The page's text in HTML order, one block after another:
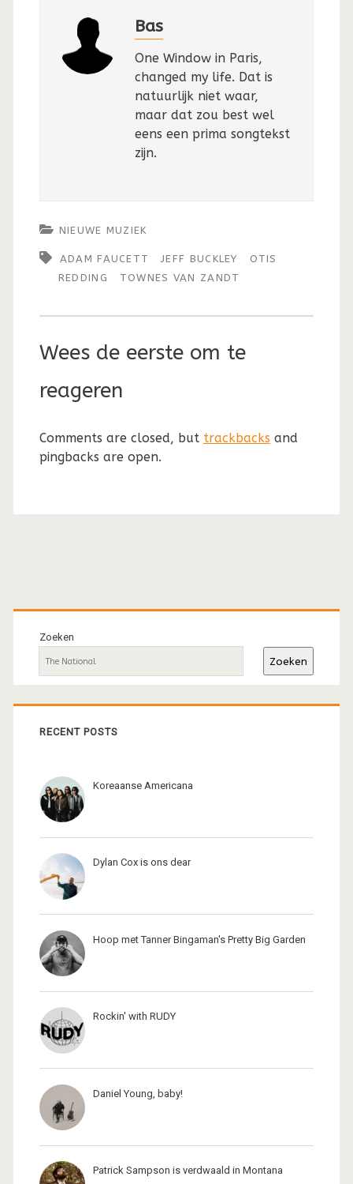
Bas
One Window in Paris,
changed my life. Dat is
natuurlijk niet waar,
maar dat zou best wel
eens een prima songtekst
zijn.
NIEUWE MUZIEK
ADAM FAUCETT JEFF BUCKLEY
OTIS
REDDING
TOWNES VAN ZANDT
Wees de eerste om te
reageren
Comments are closed, but trackbacks and
pingbacks are open.
Primaire
sidebar
Zoeken
Zoeken
RECENT POSTS
Koreaanse Americana
Dylan Cox is ons dear
Hoop met Tanner Bingaman's Pretty Big Garden
Rockin' with RUDY
Daniel Young, baby!
Patrick Sampson is verdwaald in Montana